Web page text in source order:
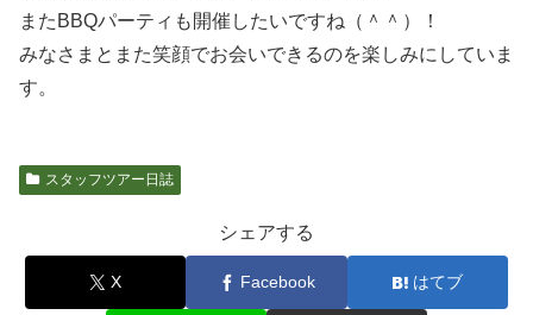
またBBQパーティも開催したいですね（＾＾）！
みなさまとまた笑顔でお会いできるのを楽しみにしていま
す。
スタッフツアー日誌
シェアする
X Facebook はてブ